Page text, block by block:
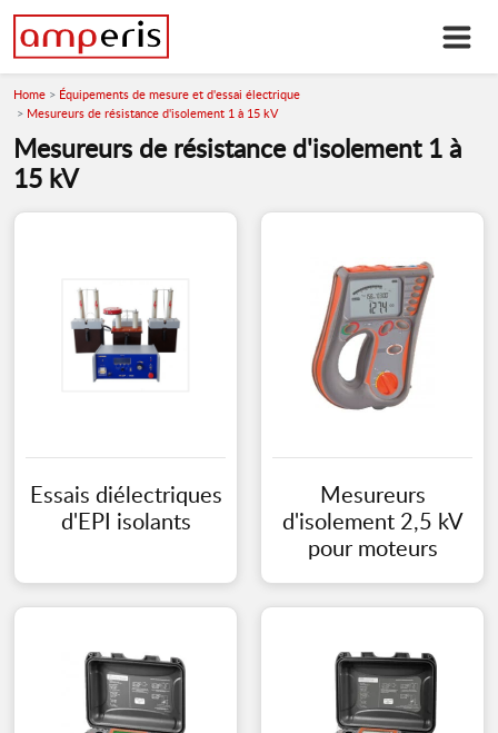
Home
Équipements de mesure et d'essai électrique
Mesureurs de résistance d'isolement 1 à 15 kV
Mesureurs de résistance d'isolement 1 à
15 kV
Essais diélectriques
d'EPI isolants
Mesureurs
d'isolement 2,5 kV
pour moteurs